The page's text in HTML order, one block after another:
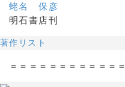
蛯名 保彦
明石書店刊
著作リスト
＝＝＝＝＝＝＝＝＝＝＝＝